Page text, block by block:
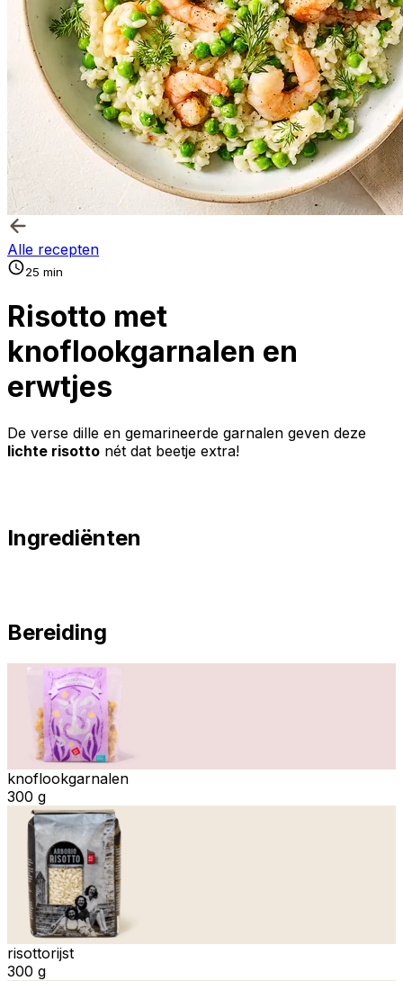
Alle recepten
25 min
Risotto met
knoflookgarnalen en
erwtjes
De verse dille en gemarineerde garnalen geven deze
lichte risotto nét dat beetje extra!
Ingrediënten
Bereiding
knoflookgarnalen
300 g
risottorijst
300 g